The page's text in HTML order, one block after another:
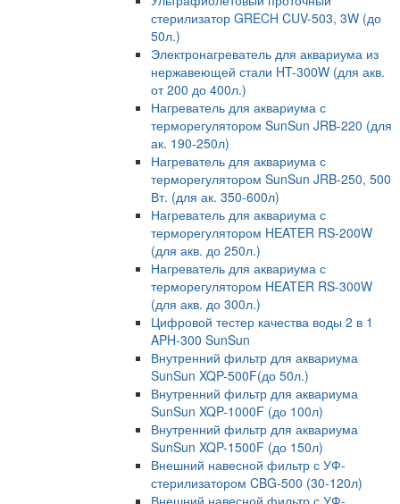
стерилизатор GRECH CUV-503, 3W (до
50л.)
Электронагреватель для аквариума из
нержавеющей стали HT-300W (для акв.
от 200 до 400л.)
Нагреватель для аквариума с
терморегулятором SunSun JRB-220 (для
ак. 190-250л)
Нагреватель для аквариума с
терморегулятором SunSun JRB-250, 500
Вт. (для ак. 350-600л)
Нагреватель для аквариума с
терморегулятором HEATER RS-200W
(для акв. до 250л.)
Нагреватель для аквариума с
терморегулятором HEATER RS-300W
(для акв. до 300л.)
Цифровой тестер качества воды 2 в 1
APH-300 SunSun
Внутренний фильтр для аквариума
SunSun XQP-500F(до 50л.)
Внутренний фильтр для аквариума
SunSun XQP-1000F (до 100л)
Внутренний фильтр для аквариума
SunSun XQP-1500F (до 150л)
Внешний навесной фильтр с УФ-
стерилизатором CBG-500 (30-120л)
Внешний навесной фильтр с УФ-